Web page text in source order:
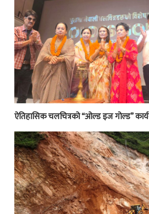
ऐतिहासिक चलचित्रको “ओल्ड इज गोल्ड”